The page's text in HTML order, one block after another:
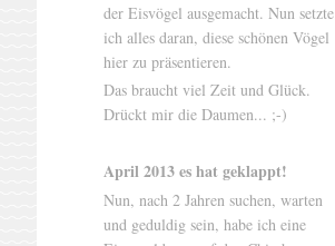
der Eisvögel ausgemacht. Nun setzte
ich alles daran, diese schönen Vögel
hier zu präsentieren.
Das braucht viel Zeit und Glück.
Drückt mir die Daumen... ;-)
April 2013 es hat geklappt!
Nun, nach 2 Jahren suchen, warten
und geduldig sein, habe ich eine